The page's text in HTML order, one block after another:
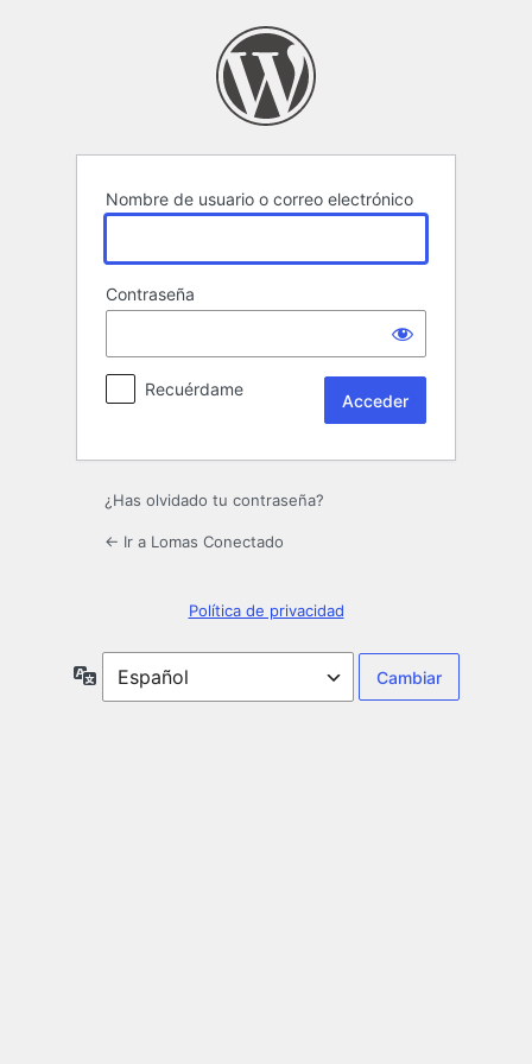
Nombre de usuario o correo electrónico
Contraseña
Recuérdame
¿Has olvidado tu contraseña?
← Ir a Lomas Conectado
Política de privacidad
Idioma